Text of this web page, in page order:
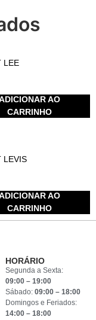
LEE
AO
CARRINHO
LEVIS
AO
CARRINHO
HORÁRIO
Segunda a Sexta:
09:00 – 19:00
Sábado:09:00 – 18:00
Domingos e Feriados:
14:00 – 18:00